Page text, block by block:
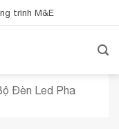
trình M&E
Đèn Led Pha